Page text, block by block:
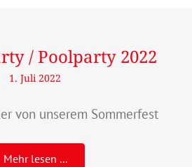
/ Poolparty 2022
1. Juli 2022
von unserem Sommerfest
Mehr lesen ...